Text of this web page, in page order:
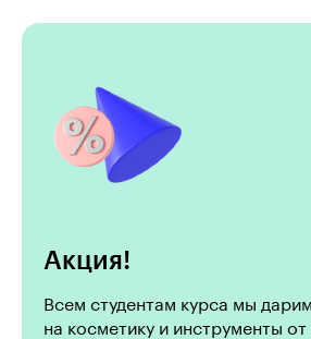
Акция!
Всем студентам курса мы
на косметику и инструменты от